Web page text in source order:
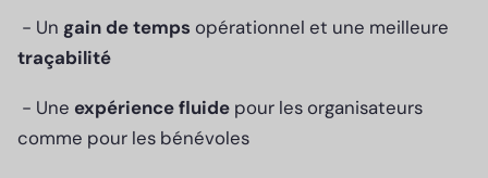
- Un gain de temps opérationnel et une meilleure
traçabilité
- Une expérience fluide pour les organisateurs
comme pour les bénévoles